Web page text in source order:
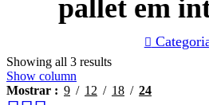
pallet em
Showing all 3 results
Show column
Mostrar
9 12 18 24